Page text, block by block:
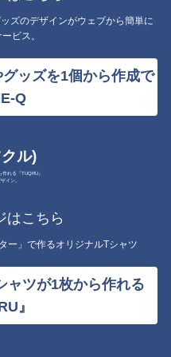
ズのデザインがウェブから簡単に
ビス。
ッズを1個から作成で
Q
ル)
れる『TUQRU』
イン。
はこちら
ー」で作るオリジナルTシャツ
ャツが1枚から作れる
』